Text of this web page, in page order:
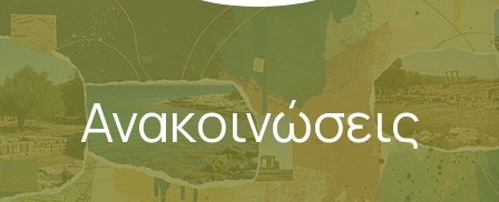
Ανακοινώσεις